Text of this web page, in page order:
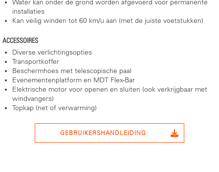
Water kan onder de grond worden afgevoerd voor permanente
installaties
Kan veilig winden tot 60 km/u aan (met de juiste voetstukken)
ACCESSOIRES
Diverse verlichtingsopties
Transportkoffer
Beschermhoes met telescopische paal
Evenementenplatform en MDT Flex-Bar
Elektrische motor voor openen en sluiten (ook verkrijgbaar met
windvangers)
Topkap (net of verwarming)
GEBRUIKERSHANDLEIDING